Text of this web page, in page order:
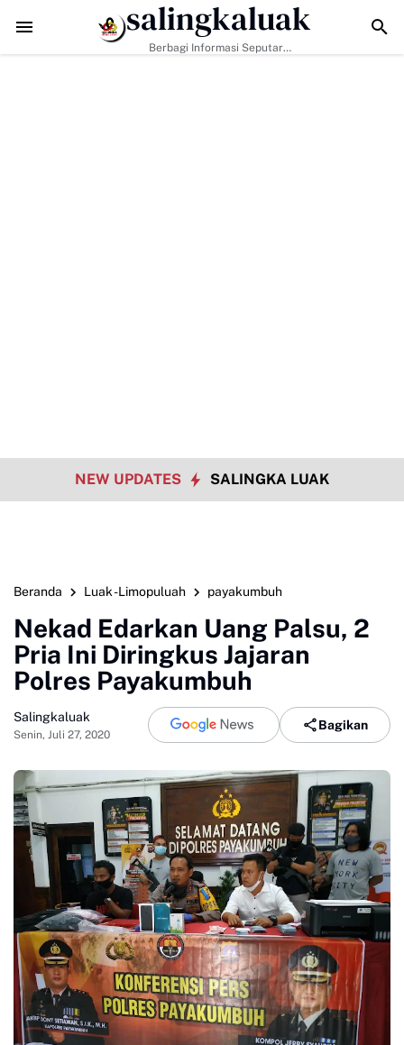
Ketangguhan Warga Buluh Kasok Hadapi Ancaman Bencana
salingkaluak
Berbagi Informasi Seputar
NEW UPDATES SALINGKA LUAK
Beranda Luak -Limopuluah payakumbuh
Nekad Edarkan Uang Palsu, 2
Pria Ini Diringkus Jajaran
Polres Payakumbuh
Salingkaluak
Senin, Juli 27, 2020
Bagikan